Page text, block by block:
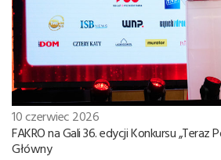
10 czerwiec 2026
FAKRO na Gali 36. edycji Konkursu „Teraz
Główny